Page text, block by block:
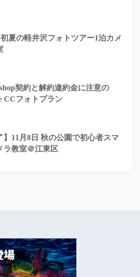
夏の軽井沢フォトツアー1泊カメ
契約と解約違約金に注意の
CCフォトプラン
】11月8日 秋の公園で初心者スマ
ラ教室＠江東区